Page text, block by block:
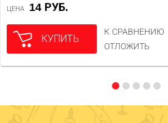
ЦЕНА 14 РУБ.
КУПИТЬ
К СРАВНЕНИЮ
ОТЛОЖИТЬ